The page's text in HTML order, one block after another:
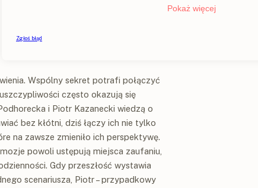
Wspólny sekret potrafi połączyć
często okazują się
i Piotr Kazanecki wiedzą o
bez kłótni, dziś łączy ich nie tylko
na zawsze zmieniło ich perspektywę.
powoli ustępują miejsca zaufaniu,
Gdy przeszłość wystawia
scenariusza, Piotr – przypadkowy